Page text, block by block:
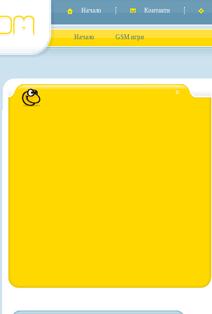
Начало Контакти
Начало GSM игри